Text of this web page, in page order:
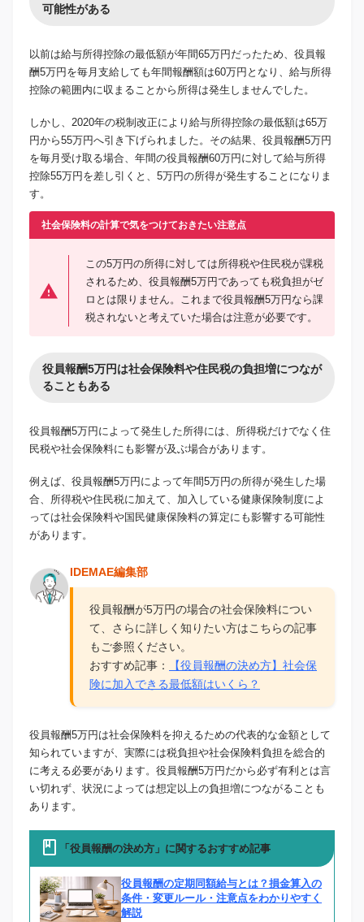
可能性がある
以前は給与所得控除の最低額が年間65万円だったため、役員報
酬5万円を毎月支給しても年間報酬額は60万円となり、給与所得
控除の範囲内に収まることから所得は発生しませんでした。
しかし、2020年の税制改正により給与所得控除の最低額は65万
円から55万円へ引き下げられました。その結果、役員報酬5万円
を毎月受け取る場合、年間の役員報酬60万円に対して給与所得
控除55万円を差し引くと、5万円の所得が発生することになりま
す。
社会保険料の計算で気をつけておきたい注意点
この5万円の所得に対しては所得税や住民税が課税
されるため、役員報酬5万円であっても税負担がゼ
ロとは限りません。これまで役員報酬5万円なら課
税されないと考えていた場合は注意が必要です。
役員報酬5万円は社会保険料や住民税の負担増につなが
ることもある
役員報酬5万円によって発生した所得には、所得税だけでなく住
民税や社会保険料にも影響が及ぶ場合があります。
例えば、役員報酬5万円によって年間5万円の所得が発生した場
合、所得税や住民税に加えて、加入している健康保険制度によ
っては社会保険料や国民健康保険料の算定にも影響する可能性
があります。
IDEMAE編集部
役員報酬が5万円の場合の社会保険料につい
て、さらに詳しく知りたい方はこちらの記事
もご参照ください。
おすすめ記事：
【役員報酬の決め方】社会保
険に加入できる最低額はいくら？
役員報酬5万円は社会保険料を抑えるための代表的な金額として
知られていますが、実際には税負担や社会保険料負担を総合的
に考える必要があります。役員報酬5万円だから必ず有利とは言
い切れず、状況によっては想定以上の負担増につながることも
あります。
「役員報酬の決め方」に関するおすすめ記事
役員報酬の定期同額給与とは？損金算入の
条件・変更ルール・注意点をわかりやすく
解説